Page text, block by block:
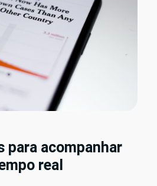
para acompanhar
real